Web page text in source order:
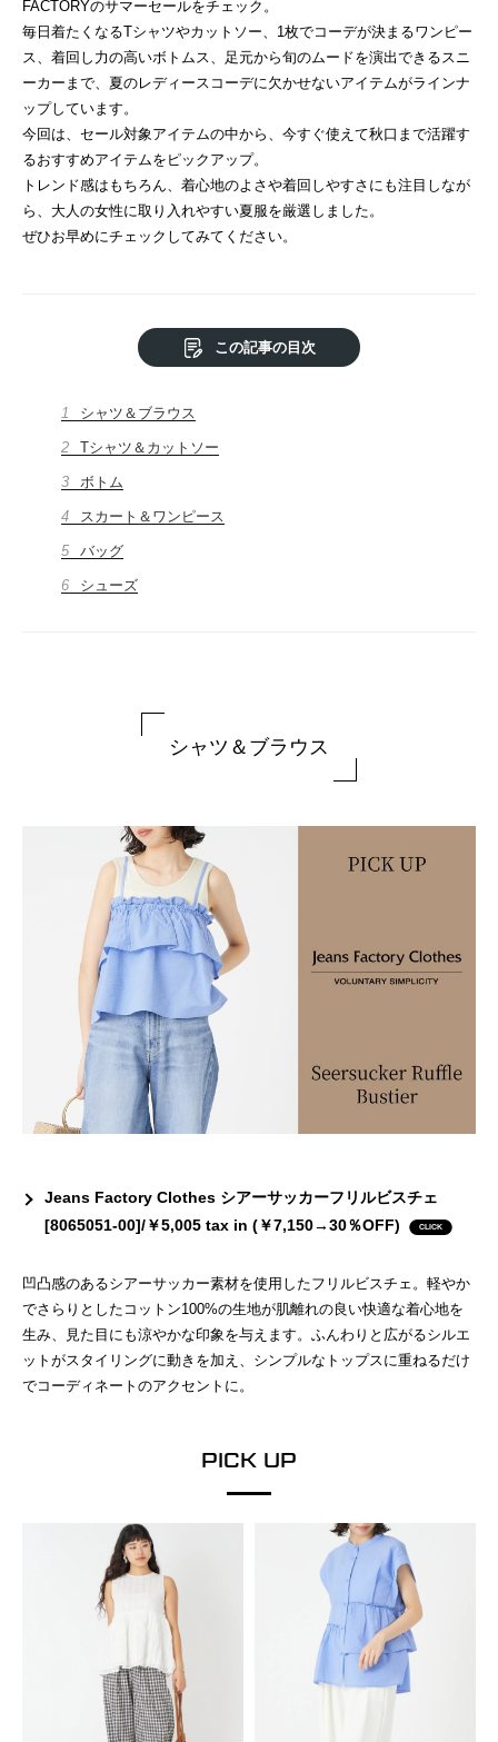
FACTORYのサマーセールをチェック。
毎日着たくなるTシャツやカットソー、1枚でコーデが決まるワンピー
ス、着回し力の高いボトムス、足元から旬のムードを演出できるスニ
ーカーまで、夏のレディースコーデに欠かせないアイテムがラインナ
ップしています。
今回は、セール対象アイテムの中から、今すぐ使えて秋口まで活躍す
るおすすめアイテムをピックアップ。
トレンド感はもちろん、着心地のよさや着回しやすさにも注目しなが
ら、大人の女性に取り入れやすい夏服を厳選しました。
ぜひお早めにチェックしてみてください。
この記事の目次
1 シャツ＆ブラウス
2 Tシャツ＆カットソー
3 ボトム
4 スカート＆ワンピース
5 バッグ
6 シューズ
シャツ＆ブラウス
Jeans Factory Clothes シアーサッカーフリルビスチェ
[8065051-00]/￥5,005 tax in (￥7,150→30％OFF)
凹凸感のあるシアーサッカー素材を使用したフリルビスチェ。軽やか
でさらりとしたコットン100%の生地が肌離れの良い快適な着心地を
生み、見た目にも涼やかな印象を与えます。ふんわりと広がるシルエ
ットがスタイリングに動きを加え、シンプルなトップスに重ねるだけ
でコーディネートのアクセントに。
PICK UP